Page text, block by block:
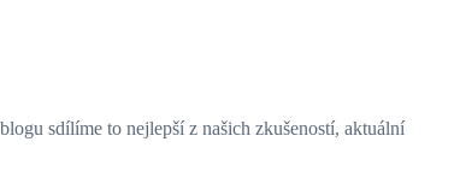
sdílíme to nejlepší z našich zkušeností, aktuální